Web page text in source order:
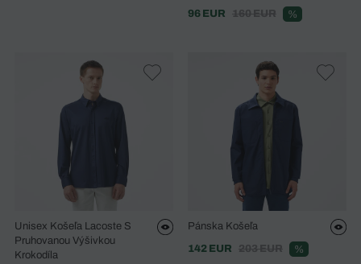
96 EUR
160 EUR %
Unisex Košeľa Lacoste S
Pruhovanou Výšivkou
Krokodíla
Pánska Košeľa
142 EUR
203 EUR %